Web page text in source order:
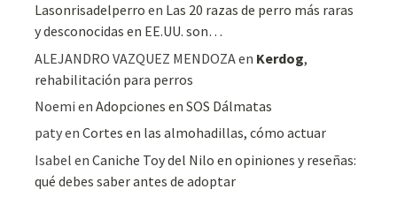
Lasonrisadelperro en Las 20 razas de perro más raras
y desconocidas en EE.UU. son…
ALEJANDRO VAZQUEZ MENDOZAen Kerdog,
rehabilitación para perros
Noemi enAdopciones en SOS Dálmatas
patyenCortes en las almohadillas, cómo actuar
Isabel enCaniche Toy del Nilo en opiniones y reseñas:
qué debes saber antes de adoptar